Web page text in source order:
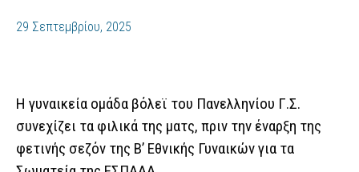
29 Σεπτεμβρίου, 2025
Η γυναικεία ομάδα βόλεϊ του Πανελληνίου Γ.Σ.
συνεχίζει τα φιλικά της ματς, πριν την έναρξη της
φετινής σεζόν της Β’ Εθνικής Γυναικών για τα